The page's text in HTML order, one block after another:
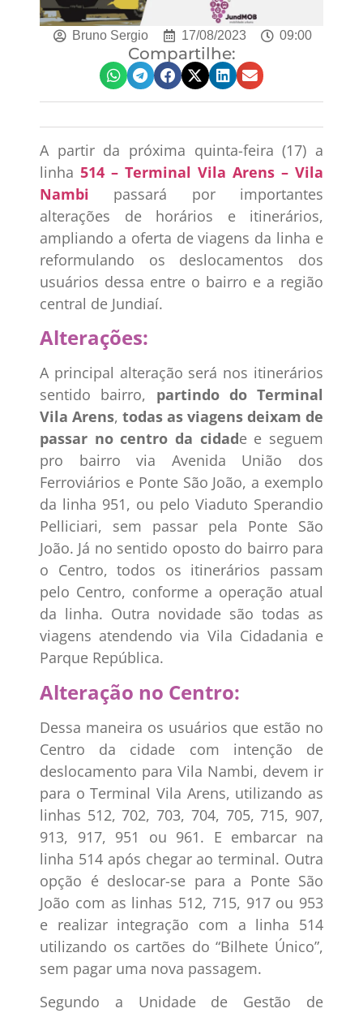
Bruno Sergio 17/08/2023 09:00
Compartilhe:
A partir da próxima quinta-feira (17) a
linha 514 – Terminal Vila Arens – Vila
Nambi passará por importantes
alterações de horários e itinerários,
ampliando a oferta de viagens da linha e
reformulando os deslocamentos dos
usuários dessa entre o bairro e a região
central de Jundiaí.
Alterações:
A principal alteração será nos itinerários
sentido bairro, partindo do Terminal
Vila Arens, todas as viagens deixam de
passar no centro da cidade e seguem
pro bairro via Avenida União dos
Ferroviários e Ponte São João, a exemplo
da linha 951, ou pelo Viaduto Sperandio
Pelliciari, sem passar pela Ponte São
João. Já no sentido oposto do bairro para
o Centro, todos os itinerários passam
pelo Centro, conforme a operação atual
da linha. Outra novidade são todas as
viagens atendendo via Vila Cidadania e
Parque República.
Alteração no Centro:
Dessa maneira os usuários que estão no
Centro da cidade com intenção de
deslocamento para Vila Nambi, devem ir
para o Terminal Vila Arens, utilizando as
linhas 512, 702, 703, 704, 705, 715, 907,
913, 917, 951 ou 961. E embarcar na
linha 514 após chegar ao terminal. Outra
opção é deslocar-se para a Ponte São
João com as linhas 512, 715, 917 ou 953
e realizar integração com a linha 514
utilizando os cartões do “Bilhete Único”,
sem pagar uma nova passagem.
Segundo a Unidade de Gestão de